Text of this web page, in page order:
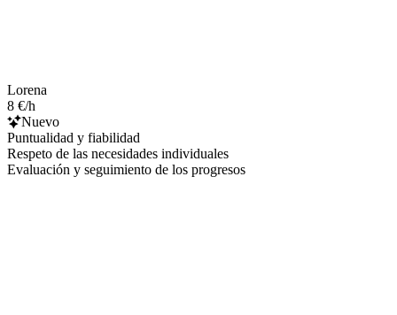
Lorena
8 €/h
Nuevo
Puntualidad y fiabilidad
Respeto de las necesidades individuales
Evaluación y seguimiento de los progresos